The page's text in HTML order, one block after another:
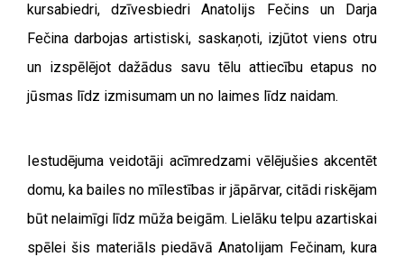
kursabiedri, dzīvesbiedri Anatolijs Fečins un Darja
Fečina darbojas artistiski, saskaņoti, izjūtot viens otru
un izspēlējot dažādus savu tēlu attiecību etapus no
jūsmas līdz izmisumam un no laimes līdz naidam.
Iestudējuma veidotāji acīmredzami vēlējušies akcentēt
domu, ka bailes no mīlestības ir jāpārvar, citādi riskējam
būt nelaimīgi līdz mūža beigām. Lielāku telpu azartiskai
spēlei šis materiāls piedāvā Anatolijam Fečinam, kura